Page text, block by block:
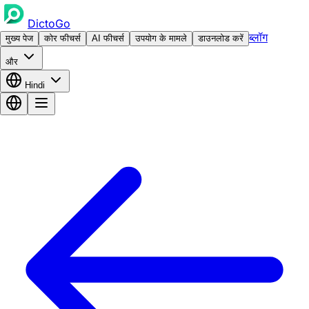
DictoGo
मुख्य पेज कोर फीचर्स AI फीचर्स उपयोग के मामले डाउनलोड करें ब्लॉग
और
Hindi